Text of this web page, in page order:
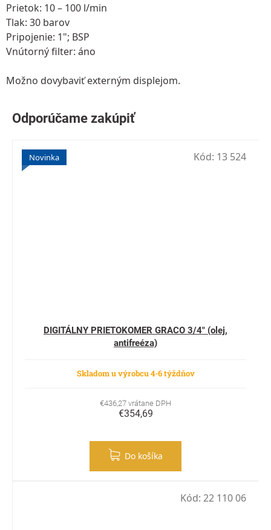
Prietok: 10 – 100 l/min
Tlak: 30 barov
Pripojenie: 1"; BSP
Vnútorný filter: áno
Možno dovybaviť externým displejom.
Novinka
DIGITÁLNY PRIETOKOMER GRACO 3/4" (olej,
antifreéza)
Skladom u výrobcu 4-6 týždňov
€436,27 vrátane DPH
€354,69
Do košíka
Kód: 13 524
Kód: 22 110 06